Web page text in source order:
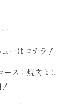
ーはコチラ！
ース：焼肉よ